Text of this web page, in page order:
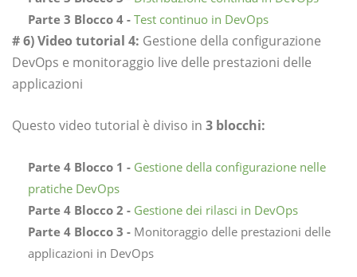
Parte 3 Blocco 4 - Test continuo in DevOps
# 6) Video tutorial 4: Gestione della configurazione
DevOps e monitoraggio live delle prestazioni delle
applicazioni
Questo video tutorial è diviso in 3 blocchi:
Parte 4 Blocco 1 - Gestione della configurazione nelle
pratiche DevOps
Parte 4 Blocco 2 - Gestione dei rilasci in DevOps
Parte 4 Blocco 3 - Monitoraggio delle prestazioni delle
applicazioni in DevOps